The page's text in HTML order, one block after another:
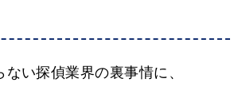
い探偵業界の裏事情に、